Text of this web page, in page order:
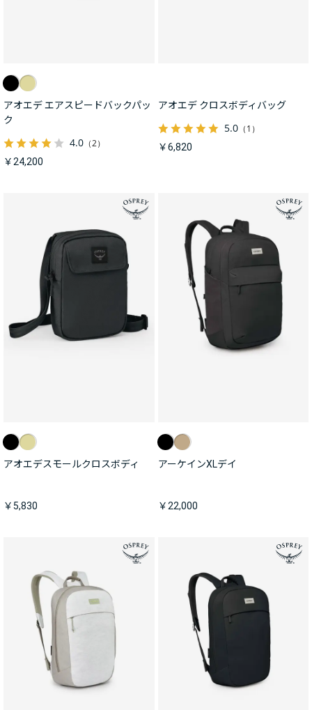
アオエデ エアスピードバックパッ
ク
4.0 （2）
￥24,200
アオエデ クロスボディバッグ
5.0（1）
￥6,820
アオエデスモールクロスボディ
￥5,830
アーケインXLデイ
￥22,000